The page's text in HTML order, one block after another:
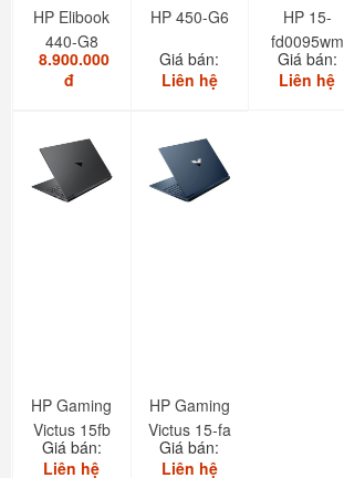
HP Elibook
440-G8
8.900.000
đ
HP 450-G6
Giá bán:
Liên hệ
HP 15-
fd0095wm
new 100%
Giá bán:
Liên hệ
HP Gaming
Victus 15fb
Giá bán:
Liên hệ
HP Gaming
Victus 15-fa
Giá bán:
Liên hệ